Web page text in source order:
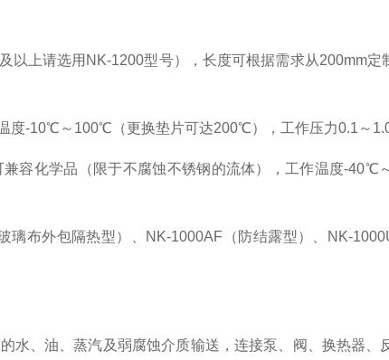
以上请选用NK-1200型号），长度可根据需求从200mm定
度-10℃～100℃（更换垫片可达200℃），工作压力0.1～
容化学品（限于不腐蚀不锈钢的流体），工作温度-40℃
布外包隔热型）、NK-1000AF（防结露型）、NK-
水、油、蒸汽及弱腐蚀介质输送，连接泵、阀、换热器、